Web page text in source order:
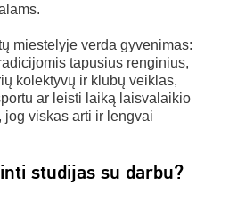
miestelyje verda gyvenimas:
tapusius renginius,
kolektyvų ir klubų veiklas,
ar leisti laiką laisvalaikio
viskas arti ir lengvai
studijas su darbu?